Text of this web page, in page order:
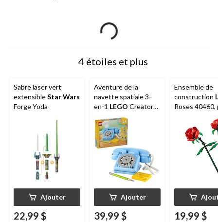
4 étoiles et plus
Sabre laser vert
extensibleStar Wars
Forge Yoda
Ajouter
22,99 $
Aventure de la
navette spatiale 3-
en-1 LEGO Creator
(31174), 383 pièces, 8
ans et plus
Ajouter
39,99 $
Ensemble de
construction
Roses 40460,
19,99 $